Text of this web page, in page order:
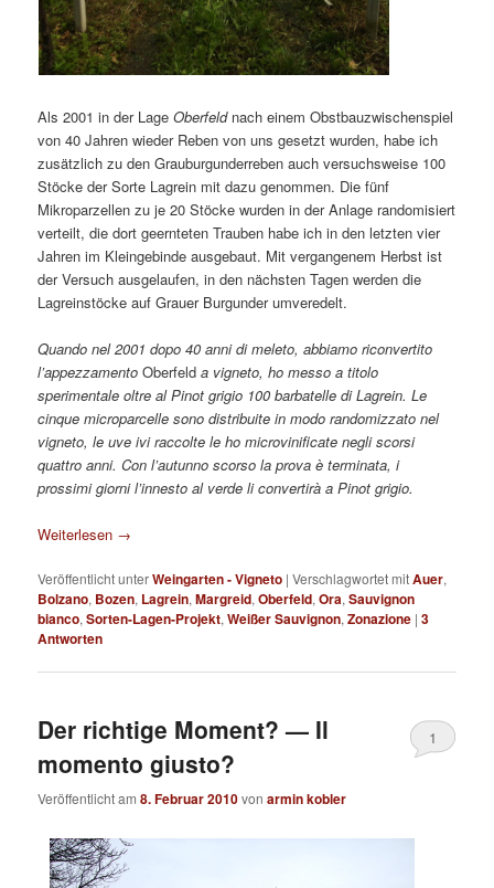
Als 2001 in der LageOberfeld nach einem Obstbauzwischenspiel
von 40 Jahren wieder Reben von uns gesetzt wurden, habe ich
zusätzlich zu den Grauburgunderreben auch versuchsweise 100
Stöcke der Sorte Lagrein mit dazu genommen. Die fünf
Mikroparzellen zu je 20 Stöcke wurden in der Anlage randomisiert
verteilt, die dort geernteten Trauben habe ich in den letzten vier
Jahren im Kleingebinde ausgebaut. Mit vergangenem Herbst ist
der Versuch ausgelaufen, in den nächsten Tagen werden die
Lagreinstöcke auf Grauer Burgunder umveredelt.
Quando nel 2001 dopo 40 anni di meleto, abbiamo riconvertito
l’appezzamentoOberfelda vigneto, ho messo a titolo
sperimentale oltre al Pinot grigio 100 barbatelle di Lagrein. Le
cinque microparcelle sono distribuite in modo randomizzato nel
vigneto, le uve ivi raccolte le ho microvinificate negli scorsi
quattro anni. Con l’autunno scorso la prova è terminata, i
prossimi giorni l’innesto al verde li convertirà a Pinot grigio.
Weiterlesen →
Veröffentlicht unterWeingarten - Vigneto |Verschlagwortet mitAuer,
Bolzano, Bozen, Lagrein,Margreid,Oberfeld,Ora,Sauvignon
bianco,Sorten-Lagen-Projekt,Weißer Sauvignon,Zonazione |3
Antworten
Der richtige Moment? — Il
momento giusto?
Veröffentlicht am8. Februar 2010vonarmin kobler
1